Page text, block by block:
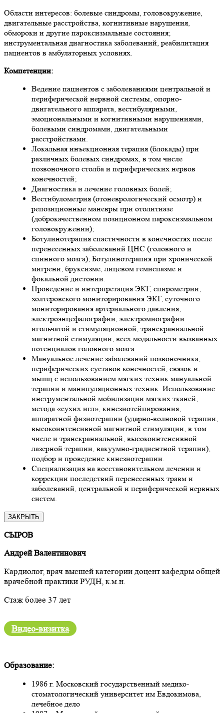
Области интересов: болевые синдромы, головокружение,
двигательные расстройства, когнитивные нарушения,
обмороки и другие пароксизмальные состояния;
инструментальная диагностика заболеваний, реабилитация
пациентов в амбулаторных условиях.
Компетенции:
Ведение пациентов с заболеваниями центральной и
периферической нервной системы, опорно-
двигательного аппарата, вестибулярными,
эмоциональными и когнитивными нарушениями,
болевыми синдромами, двигательными
расстройствами.
Локальная инъекционная терапия (блокады) при
различных болевых синдромах, в том числе
позвоночного столба и периферических нервов
конечностей;
Диагностика и лечение головных болей;
Вестибулометрия (отоневрологический осмотр) и
репозиционные маневры при отолитиазе
(доброкачественном позиционном пароксизмальном
головокружении);
Ботулинотерапия спастичности в конечностях после
перенесенных заболеваний ЦНС (головного и
спинного мозга); Ботулинотерапия при хронической
мигрени, бруксизме, лицевом гемиспазме и
фокальной дистонии.
Проведение и интерпретация ЭКГ, спирометрии,
холтеровского мониторирования ЭКГ, суточного
мониторирования артериального давления,
электроэнцефалографии, электромиографии
игольчатой и стимуляционной, транскраниальной
магнитной стимуляции, всех модальности вызванных
потенциалов головного мозга.
Мануальное лечение заболеваний позвоночника,
периферических суставов конечностей, связок и
мышц с использованием мягких техник мануальной
терапии и манипуляционных техник. Использование
инструментальной мобилизации мягких тканей,
метода «сухих игл», кинезиотейпирования,
аппаратной физиотерапии (ударно-волновой терапии,
высокоинтенсивной магнитной стимуляции, в том
числе и транскраниальной, высокоинтенсивной
лазерной терапии, вакуумно-градиентной терапии),
подбор и проведение кинезиотерапии.
Специализация на восстановительном лечении и
коррекции последствий перенесенных травм и
заболеваний, центральной и периферической нервных
систем.
ЗАКРЫТЬ
СЫРОВ
Андрей Валентинович
Кардиолог, врач высшей категории доцент кафедры общей
врачебной практики РУДН, к.м.н.
Стаж более 37 лет
Видео-визитка
Образование:
1986 г. Московский государственный медико-
стоматологический университет им Евдокимова,
лечебное дело